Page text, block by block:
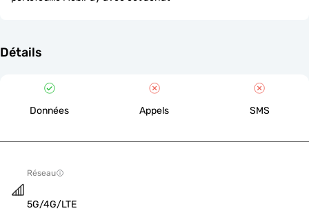
Détails
Données Appels SMS
Réseau
5G/4G/LTE